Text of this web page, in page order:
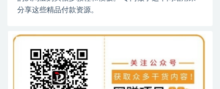
分享这些精品付款资源。